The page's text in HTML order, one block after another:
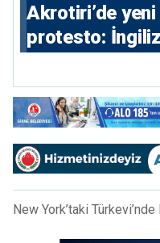
⁠Akrotiri’de
protesto:
New York’taki